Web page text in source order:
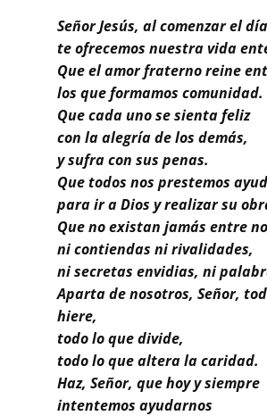
Pastoral Vocacional
Recursos
Contacto
Buscar
Señor Jesús, al comenzar el
te ofrecemos nuestra vida
Que el amor fraterno reine
los que formamos comunidad.
Que cada uno se sienta feliz
con la alegría de los demás,
y sufra con sus penas.
Que todos nos prestemos
para ir a Dios y realizar su
Que no existan jamás entre
ni contiendas ni rivalidades,
ni secretas envidias, ni
Aparta de nosotros, Señor,
hiere,
todo lo que divide,
todo lo que altera la caridad.
Haz, Señor, que hoy y siempre
intentemos ayudarnos